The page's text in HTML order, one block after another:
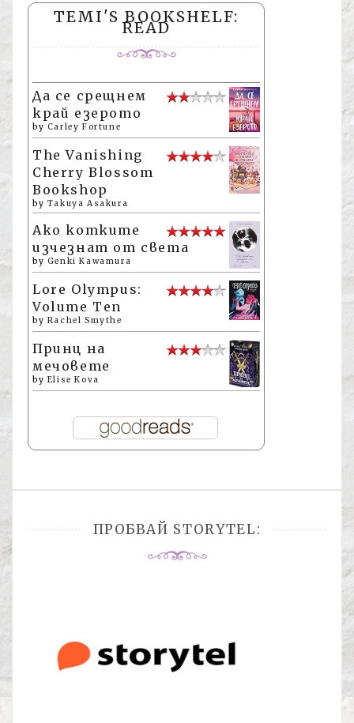
TEMI'S BOOKSHELF:
READ
Да се срещнем
край езерото
by Carley Fortune
The Vanishing
Cherry Blossom
Bookshop
by Takuya Asakura
Ако котките
изчезнат от света
by Genki Kawamura
Lore Olympus:
Volume Ten
by Rachel Smythe
Принц на
мечовете
by Elise Kova
ПРОБВАЙ STORYTEL: